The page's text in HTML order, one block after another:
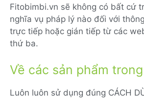
Fitobimbi.vn sẽ không có bất cứ
nghĩa vụ pháp lý nào đối với
trực tiếp hoặc gián tiếp từ các
thứ ba.
Về các sản phẩm
Luôn luôn sử dụng đúng CÁCH